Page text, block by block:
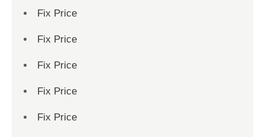
Fix Price
Fix Price
Fix Price
Fix Price
Fix Price